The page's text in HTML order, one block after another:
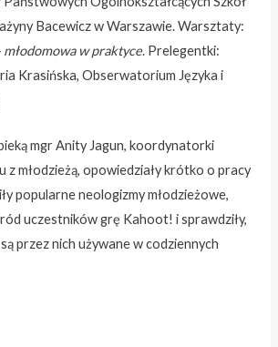
Bacewicz w Warszawie. Warsztaty:
w praktyce. Prelegentki:
Krasińska, Obserwatorium Języka i
mgr Anity Jagun, koordynatorki
z młodzieżą, opowiedziały krótko o pracy
popularne neologizmy młodzieżowe,
uczestników grę Kahoot! i sprawdziły,
przez nich używane w codziennych